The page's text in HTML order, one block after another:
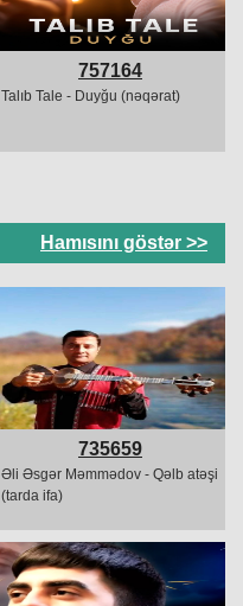
757164
Talıb Tale - Duyğu (nəqərat)
Hamısını göstər >>
735659
Əli Əsgər Məmmədov - Qəlb atəşi
(tarda ifa)